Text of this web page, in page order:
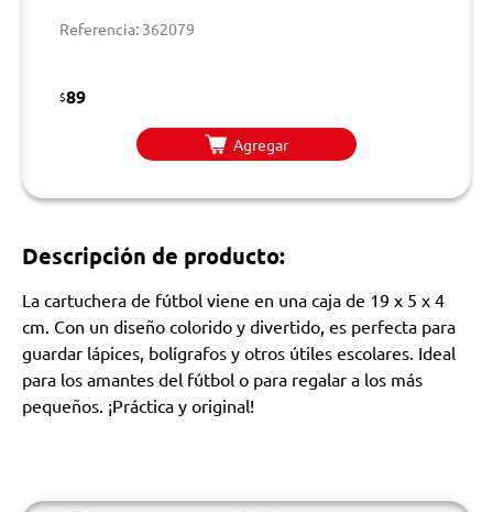
Referencia: 362079
$89
Agregar
Descripción de producto:
La cartuchera de fútbol viene en una caja de 19 x 5 x 4
cm. Con un diseño colorido y divertido, es perfecta para
guardar lápices, bolígrafos y otros útiles escolares. Ideal
para los amantes del fútbol o para regalar a los más
pequeños. ¡Práctica y original!